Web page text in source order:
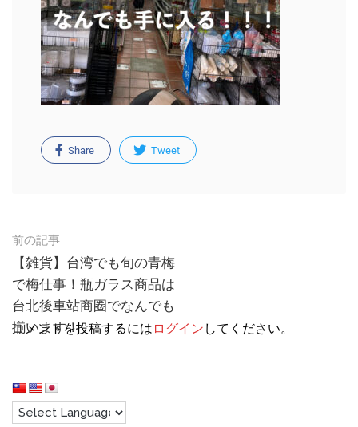
Share Tweet
Post
navigation
前の記事
【雑貨】台湾でも旬の青梅
で梅仕事！瓶ガラス商品は
台北後車站商圈でなんでも
揃います！
コメントを投稿するには ログイン してください。